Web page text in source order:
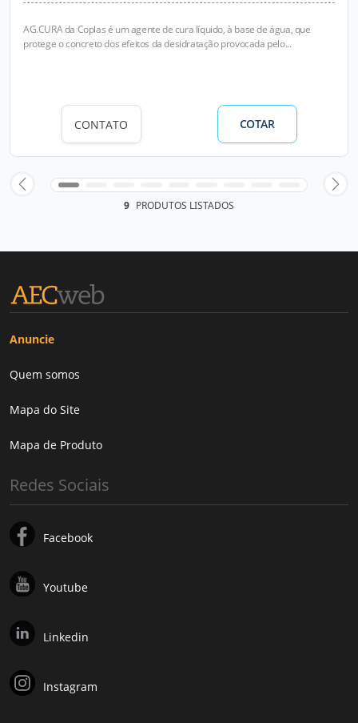
AG.CURA da Coplas é um agente de cura líquido, à base de água, que
protege o concreto dos efeitos da desidratação provocada pelo...
CONTATO COTAR
9 PRODUTOS LISTADOS
Anuncie
Quem somos
Mapa do Site
Mapa de Produto
Redes Sociais
Facebook
Youtube
Linkedin
Instagram